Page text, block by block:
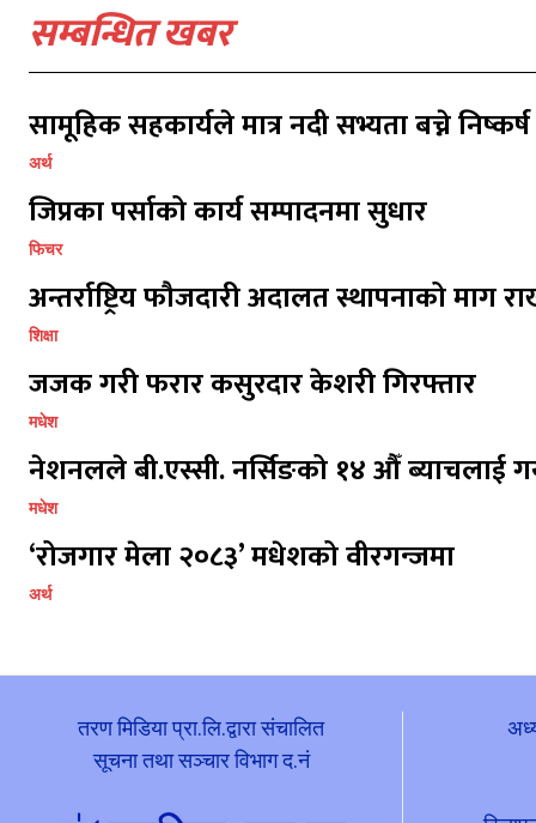
सम्बन्धित खबर
सामूहिक सहकार्यले मात्र नदी सभ्यता बच्ने निष्कर्ष
अर्थ
जिप्रका पर्साको कार्य सम्पादनमा सुधार
फिचर
अन्तर्राष्ट्रिय फौजदारी अदालत स्थापनाको माग
शिक्षा
जजक गरी फरार कसुरदार केशरी गिरफ्तार
मधेश
नेशनलले बी.एस्सी. नर्सिङको १४ औँ ब्याचलाई
मधेश
‘रोजगार मेला २०८३’ मधेशको वीरगन्जमा
अर्थ
तरण मिडिया प्रा.लि.द्वारा संचालित
सूचना तथा सञ्चार विभाग द.नं